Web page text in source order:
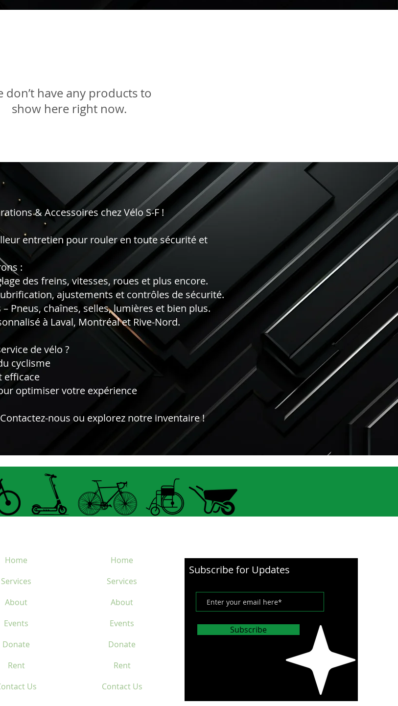
don’t have any products to
show here right now.
& Accessoires chez Vélo S-F !
entretien pour rouler en toute sécurité et
:
des freins, vitesses, roues et plus encore.
ajustements et contrôles de sécurité.
Pneus, chaînes, selles, lumières et bien plus.
à Laval, Montréal et Rive-Nord.
de vélo ?
cyclisme
efficace
optimiser votre expérience
Contactez-nous ou explorez notre inventaire !
Home
Services
About
Events
Donate
Rent
Us
Home
Services
About
Events
Donate
Rent
Contact Us
Subscribe for Updates
Subscribe